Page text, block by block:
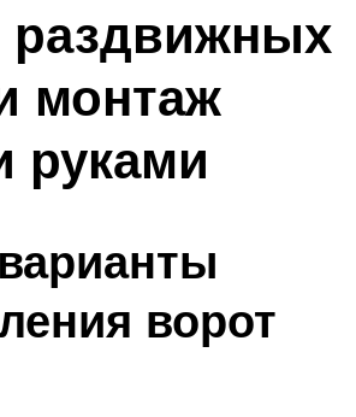
монтаж
руками
ворот